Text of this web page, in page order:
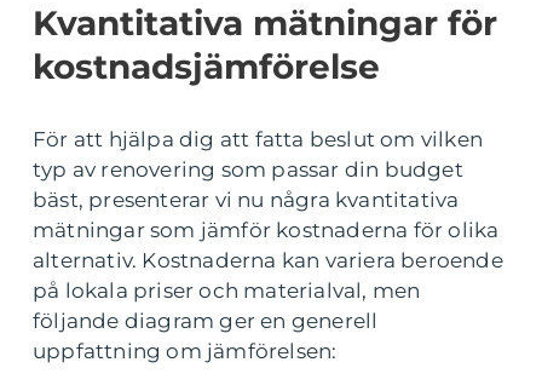
Kvantitativa mätningar för
kostnadsjämförelse
För att hjälpa dig att fatta beslut om vilken
typ av renovering som passar din budget
bäst, presenterar vi nu några kvantitativa
mätningar som jämför kostnaderna för olika
alternativ. Kostnaderna kan variera beroende
på lokala priser och materialval, men
följande diagram ger en generell
uppfattning om jämförelsen: